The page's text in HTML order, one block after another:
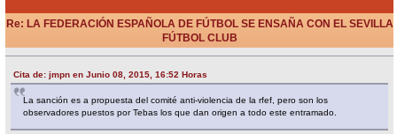
Re: LA FEDERACIÓN ESPAÑOLA DE FÚTBOL SE ENSAÑA CON EL SEVILLA
FÚTBOL CLUB
Cita de: jmpn en Junio 08, 2015, 16:52 Horas
La sanción es a propuesta del comité anti-violencia de la rfef, pero son los
observadores puestos por Tebas los que dan origen a todo este entramado.